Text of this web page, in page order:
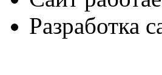
Разработка